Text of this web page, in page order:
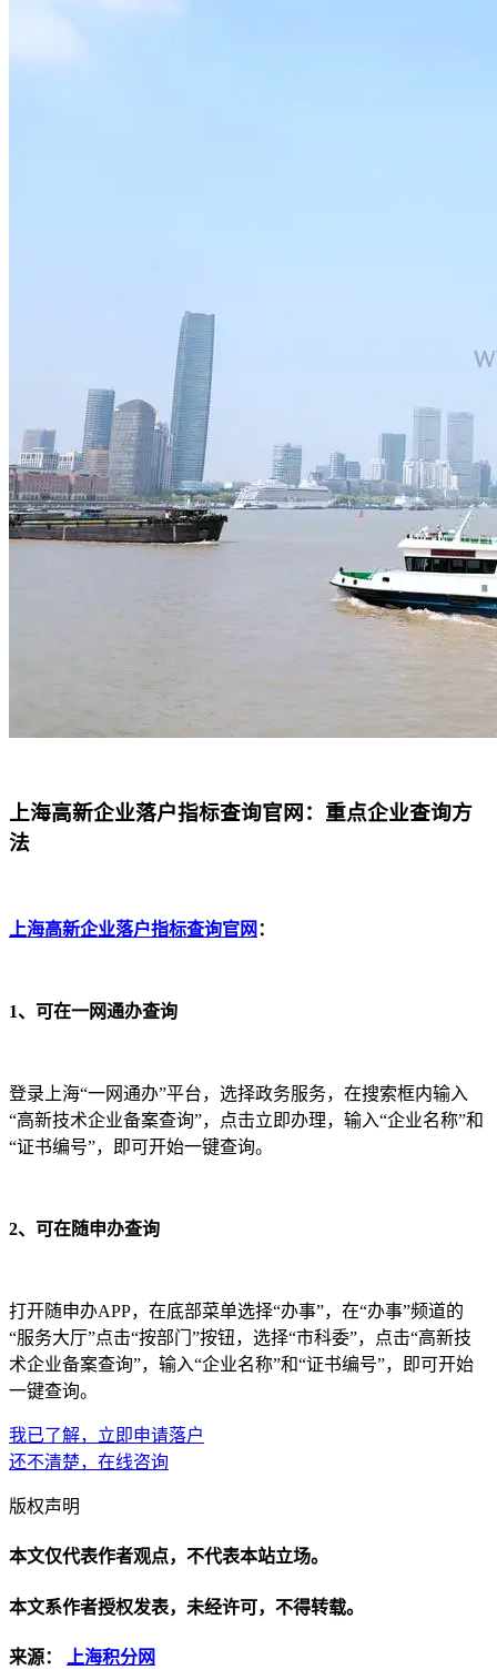
上海高新企业落户指标查询官网：重点企业查询方
法
上海高新企业落户指标查询官网 ：
1、可在一网通办查询
登录上海“一网通办”平台，选择政务服务，在搜索框内输入
“高新技术企业备案查询”，点击立即办理，输入“企业名称”和
“证书编号”，即可开始一键查询。
2、可在随申办查询
打开随申办APP，在底部菜单选择“办事”，在“办事”频道的
“服务大厅”点击“按部门”按钮，选择“市科委”，点击“高新技
术企业备案查询”，输入“企业名称”和“证书编号”，即可开始
一键查询。
我已了解，立即申请落户
还不清楚，在线咨询
版权声明
本文仅代表作者观点，不代表本站立场。
本文系作者授权发表，未经许可，不得转载。
来源： 上海积分网